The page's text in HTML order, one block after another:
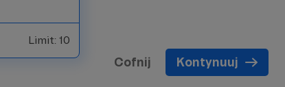
Limit: 10
Cofnij Kontynuuj